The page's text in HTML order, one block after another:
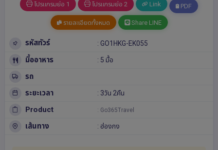
โปรแกรมย่อ 1 โปรแกรมย่อ 2 Link PDF
รายละเอียดทั้งหมด Share LINE
รหัสทัวร์ : GO1HKG-EK055
มื้ออาหาร : 5 มื้อ
รถ
ระยะเวลา
: 3วัน 2คืน
Product : Go365Travel
เส้นทาง : ฮ่องกง